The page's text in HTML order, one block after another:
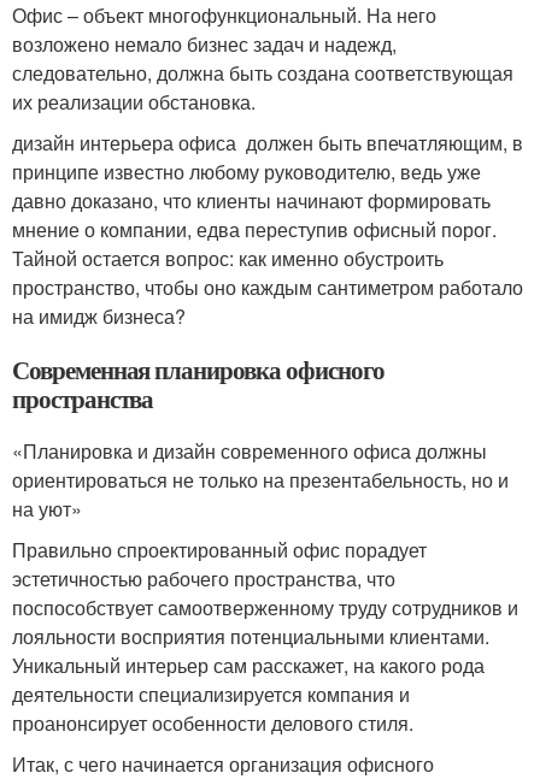
Офис – объект многофункциональный. На него
возложено немало бизнес задач и надежд,
следовательно, должна быть создана соответствующая
их реализации обстановка.
дизайн интерьера офиса должен быть впечатляющим, в
принципе известно любому руководителю, ведь уже
давно доказано, что клиенты начинают формировать
мнение о компании, едва переступив офисный порог.
Тайной остается вопрос: как именно обустроить
пространство, чтобы оно каждым сантиметром работало
на имидж бизнеса?
Современная планировка офисного
пространства
«Планировка и дизайн современного офиса должны
ориентироваться не только на презентабельность, но и
на уют»
Правильно спроектированный офис порадует
эстетичностью рабочего пространства, что
поспособствует самоотверженному труду сотрудников и
лояльности восприятия потенциальными клиентами.
Уникальный интерьер сам расскажет, на какого рода
деятельности специализируется компания и
проанонсирует особенности делового стиля.
Итак, с чего начинается организация офисного